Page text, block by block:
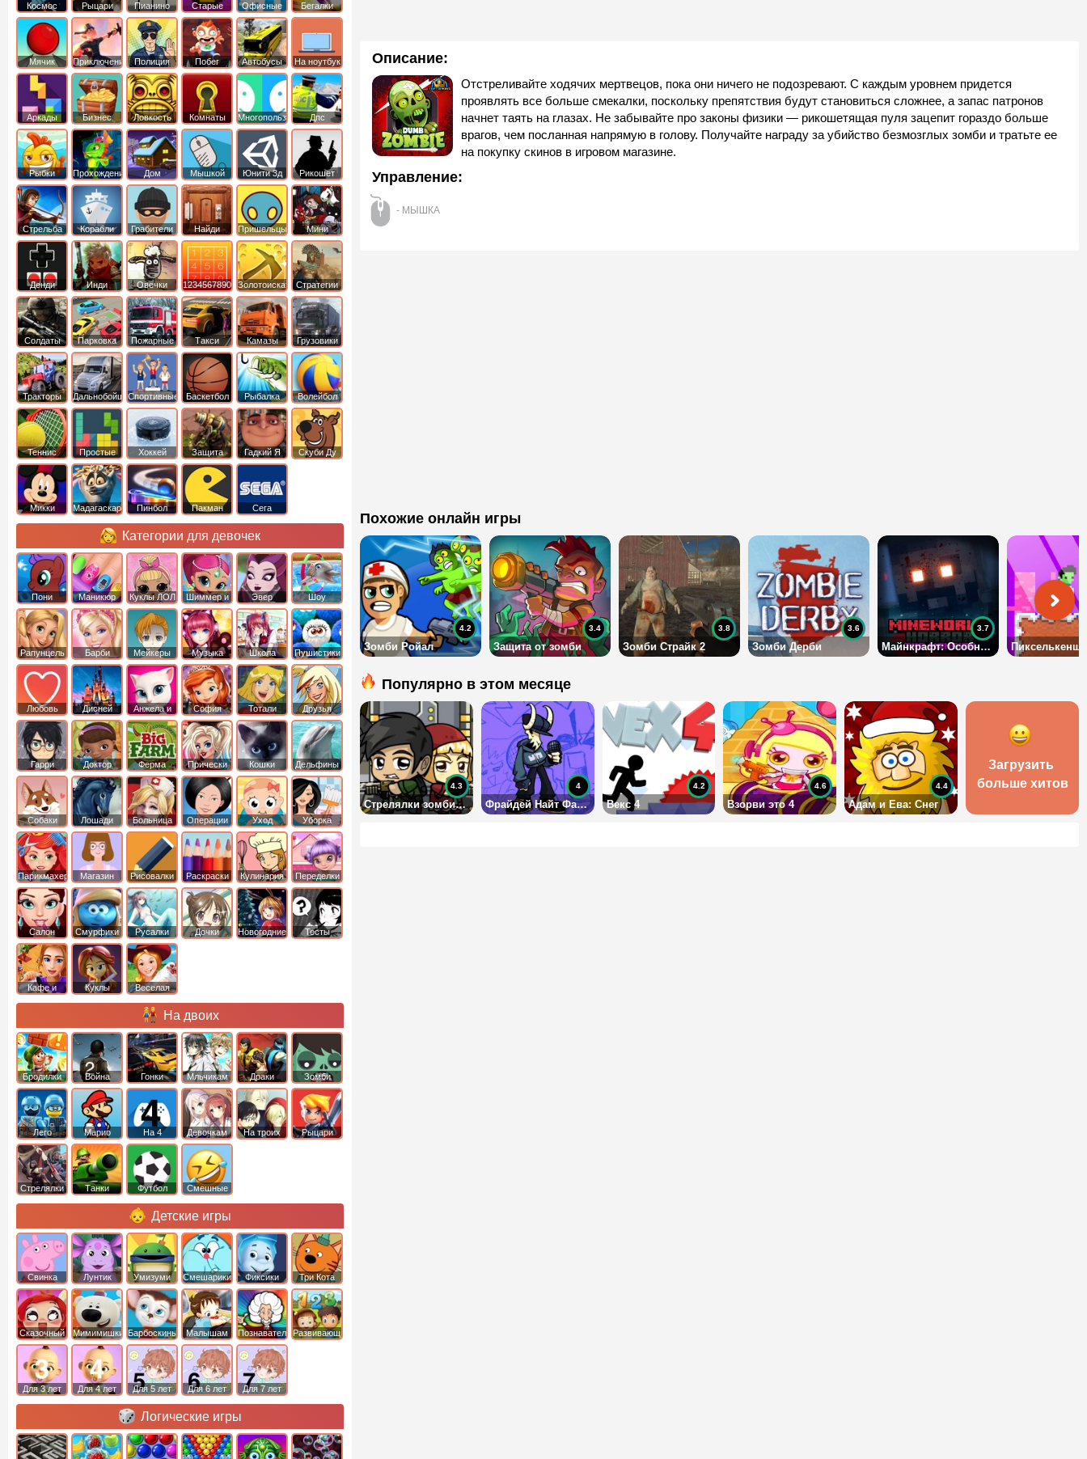
Описание:
Отстреливайте ходячих мертвецов, пока они ничего не подозревают. С каждым уровнем придется
проявлять все больше смекалки, поскольку препятствия будут становиться сложнее, а запас патронов
начнет таять на глазах. Не забывайте про законы физики — рикошетящая пуля зацепит гораздо больше
врагов, чем посланная напрямую в голову. Получайте награду за убийство безмозглых зомби и тратьте ее
на покупку скинов в игровом магазине.
Управление:
- МЫШКА
Похожие онлайн игры
Зомби Ройал
4.2
Защита от зомби
3.4
Зомби Страйк 2
3.8
Зомби Дерби
3.6
Майнкрафт: Особняк Ужасов
3.7
Популярно в этом месяце
Стрелялки зомби на 2 с оружием
4.3
Фрайдей Найт Фанкин: Таби (Экс-Бойфренд)
4
Векс 4
4.2
Взорви это 4
4.6
Адам и Ева: Снег
4.4
Загрузить
больше хитов
Космос Рыцари Пианино Старые Офисные Бегалки
Мячик Приключения Полиция Побег Автобусы На ноутбук
Аркады
Бизнес
симуляторы
Ловкость Комнаты Многопользовательские
Дпс
Рыбки Прохождение Дом Мышкой Юнити 3д Рикошет
Cтрельба
из лука
Корабли Грабители
Найди
выход
Пришельцы Мини
Денди Инди
Овечки
идут домой
1234567890 ЗолотоискательСтратегии
Солдаты
Парковка
машин
Пожарные
машины
Такси Камазы Грузовики
Тракторы ДальнобойщикиСпортивные Баскетбол Рыбалка Волейбол
Теннис Простые Хоккей
Защита
башни
Гадкий Я Скуби Ду
Микки
Мадагаскар Пинбол Пакман Сега
Категории для девочек
Пони
креатор
Маникюр Куклы ЛОЛ
Шиммер и
Шайн
Эвер
Афтер Хай
Шоу
дельфинов
Рапунцель Барби Мейкеры Музыка Школа Пушистики
Любовь Дисней
Анжела и
том
София
Прекрасная
Тотали
Спайс
Друзья
ангелов
Гарри
Поттер
Доктор
Плюшева
Ферма Прически Кошки Дельфины
Собаки Лошади Больница Операции Уход Уборка
Парикмахер Магазин Рисовалки Раскраски Кулинария Переделки
Салон Смурфики Русалки Дочки Новогодние Тесты
Кафе и
Куклы
Веселая
На двоих
Бродилки Война Гонки Мльчикам Драки Зомби
Лего Марио На 4 Девочкам На троих Рыцари
Стрелялки Танки Футбол Смешные
Детские игры
Свинка
Пеппа
Лунтик Умизуми Смешарики Фиксики Три Кота
Сказочный
патруль
Мимимишки Барбоскины Малышам ПознавательныеРазвивающие
Для 3 лет Для 4 лет Для 5 лет Для 6 лет Для 7 лет
Логические игры